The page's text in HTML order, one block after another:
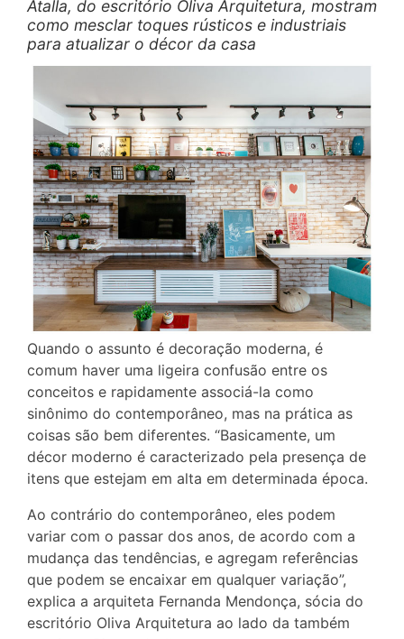
Atalla, do escritório Oliva Arquitetura, mostram
como mesclar toques rústicos e industriais
para atualizar o décor da casa
Quando o assunto é decoração moderna, é
comum haver uma ligeira confusão entre os
conceitos e rapidamente associá-la como
sinônimo do contemporâneo, mas na prática as
coisas são bem diferentes. “Basicamente, um
décor moderno é caracterizado pela presença de
itens que estejam em alta em determinada época.
Ao contrário do contemporâneo, eles podem
variar com o passar dos anos, de acordo com a
mudança das tendências, e agregam referências
que podem se encaixar em qualquer variação”,
explica a arquiteta Fernanda Mendonça, sócia do
escritório Oliva Arquitetura ao lado da também